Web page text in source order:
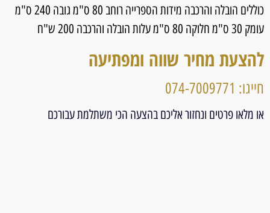
כוללים הובלה והרכבה מידות הספרייה רוחב 80 ס"מ גובה 240 ס"מ
עומק 30 ס"מ חלוקה 80 ס"מ עלות הובלה והרכבה 200 ש"ח
להצעת מחיר שווה ומפתיעה
חייגו: 074-7009771
או מלאו פרטים ונחזור אליכם בהצעה הכי משתלמת עבורכם